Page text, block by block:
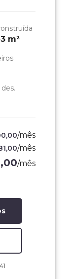
m²
/mês
/mês
/mês